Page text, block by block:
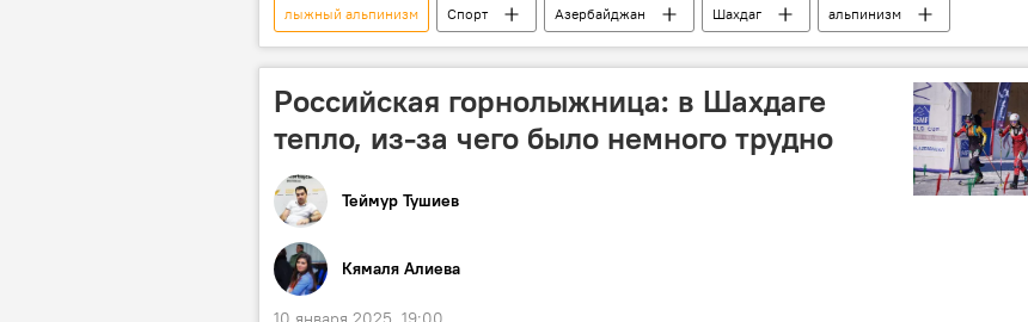
лыжный альпинизм Спорт Азербайджан Шахдаг
альпинизм
альпинисты
Квалификация Турнир Олимпиада Кубок мира
Российская горнолыжница: в Шахдаге
тепло, из-за чего было немного трудно
Теймур Тушиев
Кямаля Алиева